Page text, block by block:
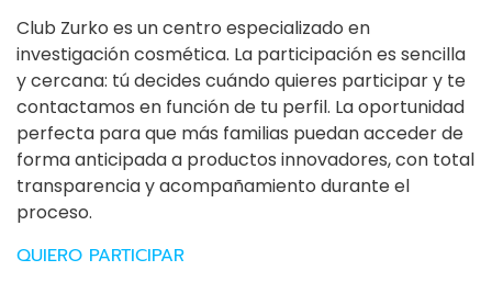
Club Zurko es un centro especializado en
investigación cosmética. La participación es sencilla
y cercana: tú decides cuándo quieres participar y te
contactamos en función de tu perfil. La oportunidad
perfecta para que más familias puedan acceder de
forma anticipada a productos innovadores, con total
transparencia y acompañamiento durante el
proceso.
QUIERO PARTICIPAR